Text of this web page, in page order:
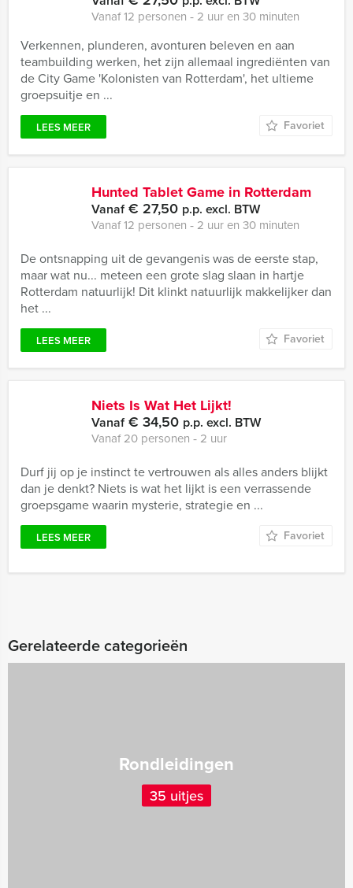
Vanaf 12 personen ‐ 2 uur en 30 minuten
Verkennen, plunderen, avonturen beleven en aan
teambuilding werken, het zijn allemaal ingrediënten van
de City Game 'Kolonisten van Rotterdam', het ultieme
groepsuitje en ...
LEES MEER Favoriet
Hunted Tablet Game in Rotterdam
Vanaf€ 27,50 p.p. excl. BTW
Vanaf 12 personen ‐ 2 uur en 30 minuten
De ontsnapping uit de gevangenis was de eerste stap,
maar wat nu... meteen een grote slag slaan in hartje
Rotterdam natuurlijk! Dit klinkt natuurlijk makkelijker dan
het ...
LEES MEER Favoriet
Niets Is Wat Het Lijkt!
Vanaf€ 34,50 p.p. excl. BTW
Vanaf 20 personen ‐ 2 uur
Durf jij op je instinct te vertrouwen als alles anders blijkt
dan je denkt? Niets is wat het lijkt is een verrassende
groepsgame waarin mysterie, strategie en ...
LEES MEER Favoriet
Gerelateerde categorieën
Rondleidingen
35 uitjes